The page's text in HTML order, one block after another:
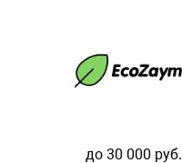
до 30 000 руб.